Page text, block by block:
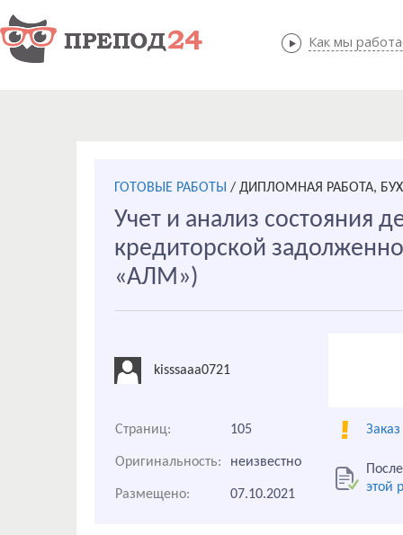
Как мы
Как мы
ГОТОВЫЕ РАБОТЫ / ДИПЛОМНАЯ РАБОТА,
Учет и анализ состояния
кредиторской
«АЛМ»)
kisssaaa0721
Страниц: 105
Оригинальность: неизвестно
этой
Размещено: 07.10.2021